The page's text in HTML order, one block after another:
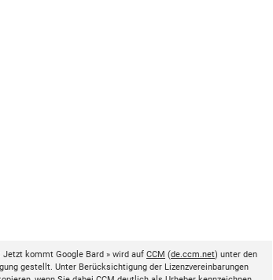
kommt Google Bard » wird auf CCM (de.ccm.net) unter den
gestellt. Unter Berücksichtigung der Lizenzvereinbarungen